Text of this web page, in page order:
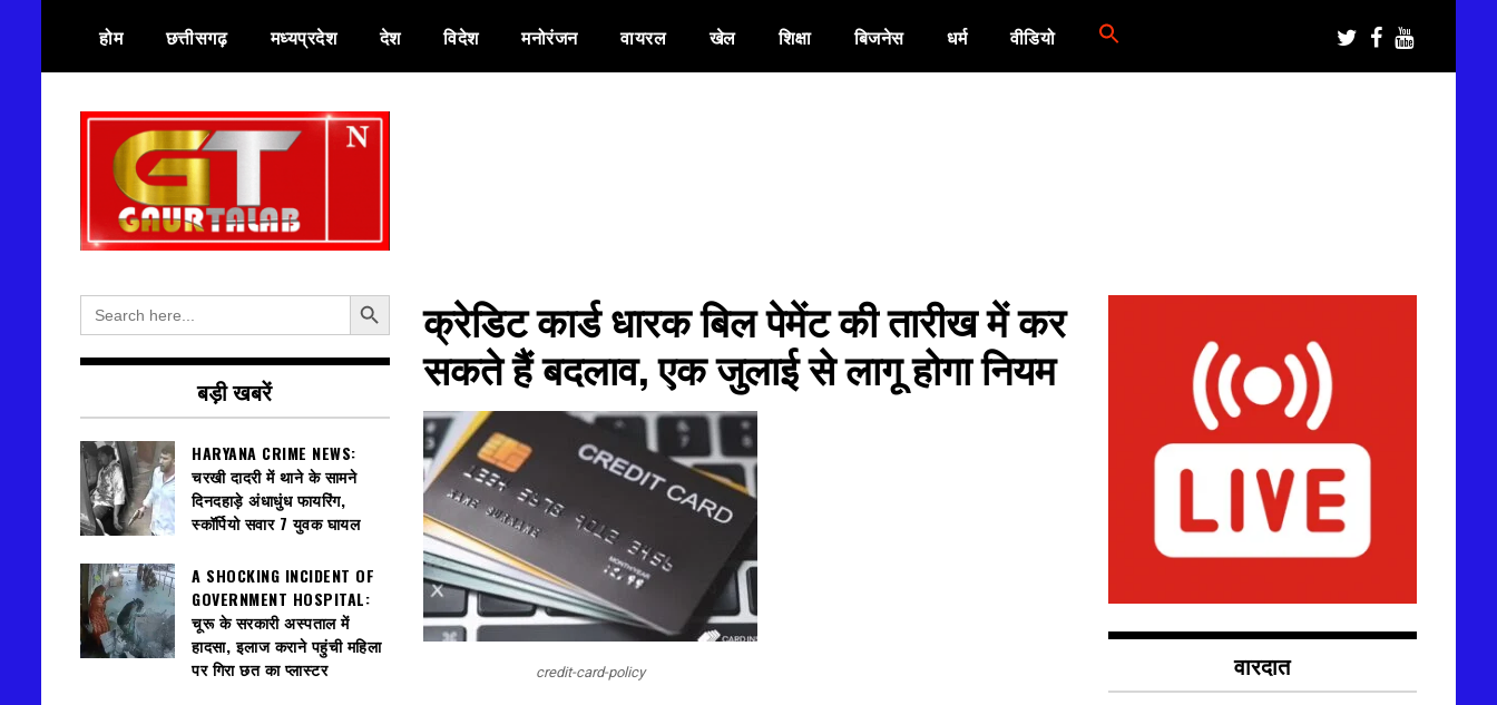
content
होम छत्तीसगढ़ मध्यप्रदेश देश विदेश मनोरंजन वायरल खेल शिक्षा बिजनेस धर्म वीडियो
गौरतलब न्यूज
क्रेडिट कार्ड धारक बिल पेमेंट की तारीख में कर
सकते हैं बदलाव, एक जुलाई से लागू होगा नियम
credit-card-policy
Search
for:
Search Button
बड़ी खबरें
HARYANA CRIME NEWS:
चरखी दादरी में थाने के सामने
दिनदहाड़े अंधाधुंध फायरिंग,
स्कॉर्पियो सवार 7 युवक घायल
A SHOCKING INCIDENT OF
GOVERNMENT HOSPITAL:
चूरू के सरकारी अस्पताल में
हादसा, इलाज कराने पहुंची महिला
पर गिरा छत का प्लास्टर
वारदात